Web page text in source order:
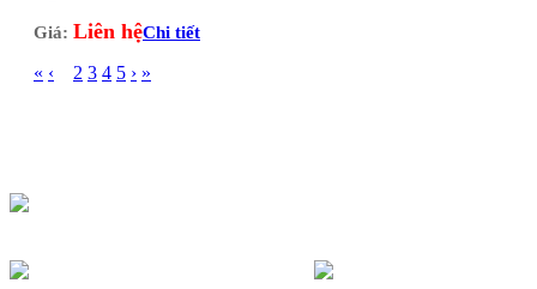
Giá: Liên hệChi tiết
« ‹ 2 3 4 5 › »